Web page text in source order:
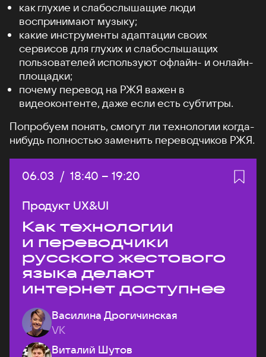
как глухие и слабослышащие люди
воспринимают музыку;
какие инструменты адаптации своих
сервисов для глухих и слабослышащих
пользователей используют офлайн- и онлайн-
площадки;
почему перевод на РЖЯ важен в
видеоконтенте, даже если есть субтитры.
Попробуем понять, смогут ли технологии когда-
нибудь полностью заменить переводчиков РЖЯ.
Дата:
06.03 / Начало:
18:40 – Конец:
19:20
Продукт UX&UI
Как технологии
и переводчики
русского жестового
языка делают
интернет доступнее
Василина Дрогичинская
VK
Виталий Шутов